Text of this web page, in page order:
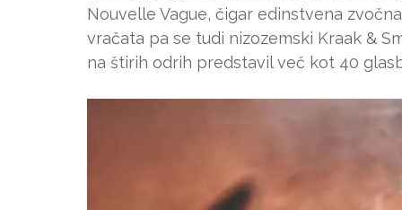
Nouvelle Vague, čigar edinstvena
vračata pa se tudi nizozemski Kraak &
na štirih odrih predstavil več kot 40